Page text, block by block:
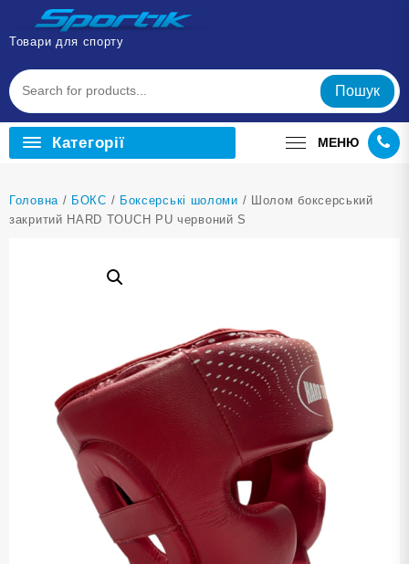
Перейти
вмісту
Товари для спорту
Пошук
Категорії МЕНЮ
Головна / БОКС / Боксерські шоломи / Шолом боксерський
закритий HARD TOUCH PU червоний S